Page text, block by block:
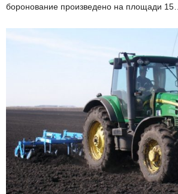
боронование произведено на площади 15…